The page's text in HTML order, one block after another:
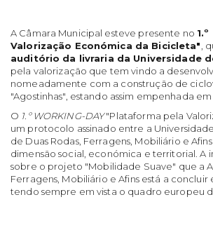
A Câmara Municipal esteve presente no 1.º
Valorização Económica da Bicicleta" ,
auditório da livraria da Universidade
pela valorização que tem vindo a
nomeadamente com a construção de
"Agostinhas", estando assim empenhada
O 1.º WORKING-DAY"Plataforma pela
um protocolo assinado entre a
de Duas Rodas, Ferragens, Mobiliário e
dimensão social, económica e territorial.
sobre o projeto "Mobilidade Suave" que a
Ferragens, Mobiliário e Afins está a
tendo sempre em vista o quadro europeu